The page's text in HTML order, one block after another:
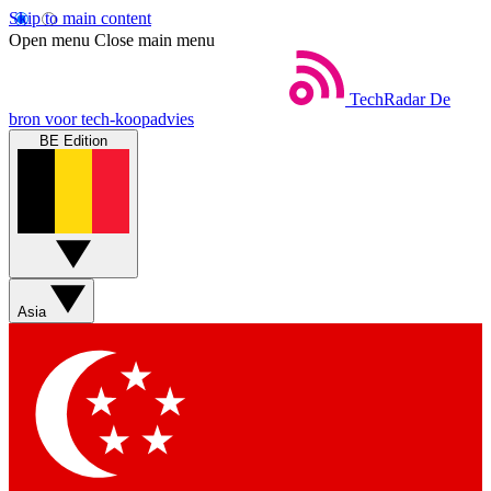
Skip to main content
Open menu Close main menu
TechRadar De
bron voor tech-koopadvies
BE Edition
Asia